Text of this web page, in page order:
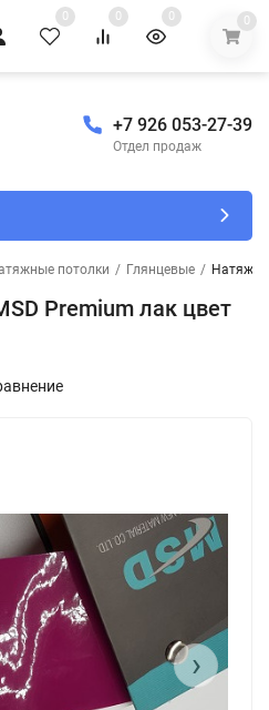
0 0 0 0
+7 926 053-27-39
Отдел продаж
потолки / Глянцевые /
Premium лак цвет
›